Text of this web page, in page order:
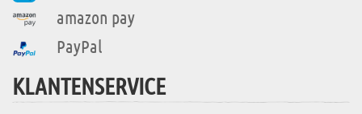
amazon pay
PayPal
KLANTENSERVICE